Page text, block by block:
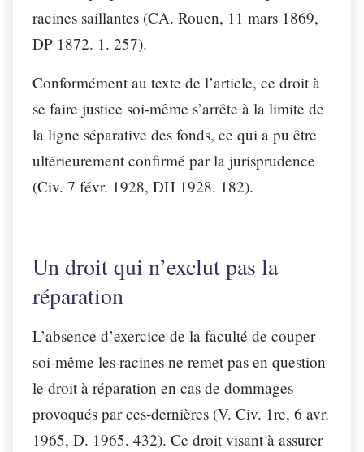
racines saillantes (CA. Rouen, 11 mars 1869,
DP 1872. 1. 257).
Conformément au texte de l’article, ce droit à
se faire justice soi-même s’arrête à la limite de
la ligne séparative des fonds, ce qui a pu être
ultérieurement confirmé par la jurisprudence
(Civ. 7 févr. 1928, DH 1928. 182).
Un droit qui n’exclut pas la
réparation
L’absence d’exercice de la faculté de couper
soi-même les racines ne remet pas en question
le droit à réparation en cas de dommages
provoqués par ces-dernières (V. Civ. 1re, 6 avr.
1965, D. 1965. 432). Ce droit visant à assurer